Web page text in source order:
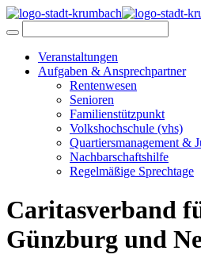
Veranstaltungen
Aufgaben & Ansprechpartner
Rentenwesen
Senioren
Familienstützpunkt
Volkshochschule (vhs)
Quartiersmanagement &
Nachbarschaftshilfe
Regelmäßige Sprechtage
Caritasverband
Günzburg und